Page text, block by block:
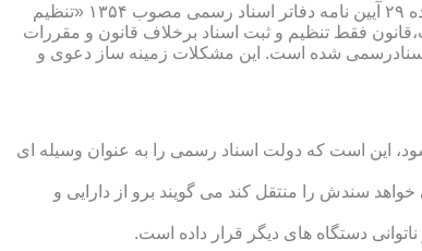
ماده ۲۹ و ثبت اسناد رسمی: قانونگذار فقط تنظیم و ثبت اسناد برخلاف قانون و مقررات موضوعه را تخلف و مستوجب مجازات دانسته است ولی ماده ۲۹ آیین نامه دفاتر اسناد رسمی مصوب ۱۳۵۴ «تنظیم
فقط تنظیم و ثبت اسناد برخلاف قانون و مقررات
شده است. این مشکلات زمینه ساز دعوی و
این است که دولت اسناد رسمی را به عنوان وسیله ای
سندش را منتقل کند می گویند برو از دارایی و
دستگاه های دیگر قرار داده است.